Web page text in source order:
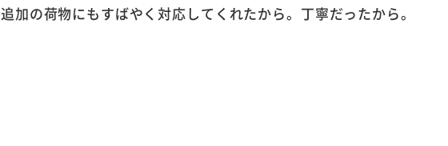
加の荷物にもすばやく対応してくれたから。丁寧だったから。